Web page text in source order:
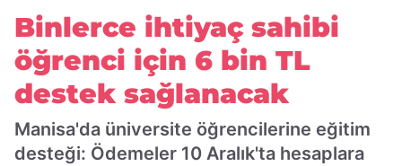
Binlerce ihtiyaç sahibi
öğrenci için 6 bin TL
destek sağlanacak
Manisa'da üniversite öğrencilerine eğitim
desteği: Ödemeler 10 Aralık'ta hesaplara